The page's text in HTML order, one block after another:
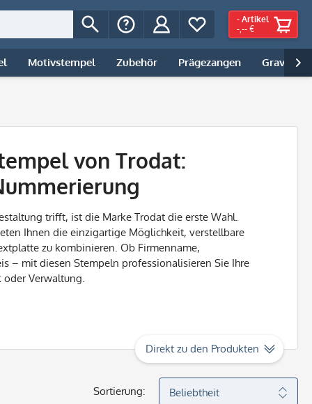
- Artikel
-,-- €
Motivstempel Zubehör Prägezangen Gravur |

von Trodat:
trifft, ist die Marke Trodat die erste Wahl.
Ihnen die einzigartige Möglichkeit, verstellbare
zu kombinieren. Ob Firmenname,
– mit diesen Stempeln professionalisieren Sie Ihre
oder Verwaltung.
Direkt zu den Produkten
Sortierung: